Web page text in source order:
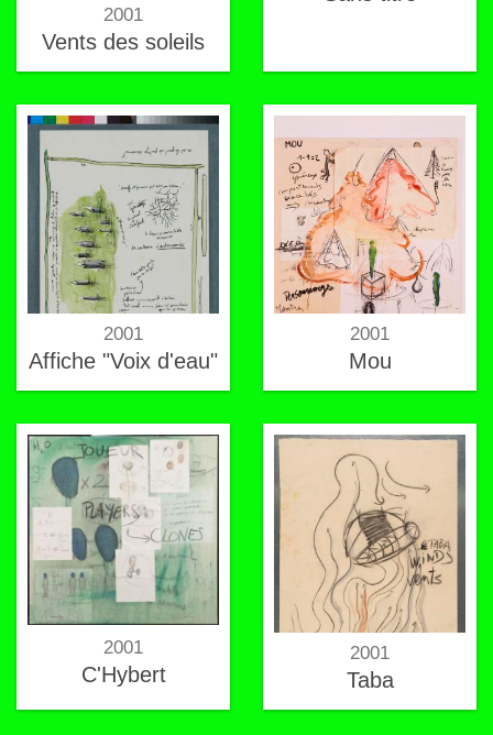
2001
Vents des soleils
2001
Affiche "Voix d'eau"
2001
Mou
2001
C'Hybert
2001
Taba